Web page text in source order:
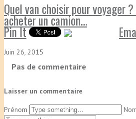
Quel van choisir pour voyager
acheter un camion…
Pin It
Juin 26, 2015
Pas de commentaire
Laisser un commentaire
Prénom